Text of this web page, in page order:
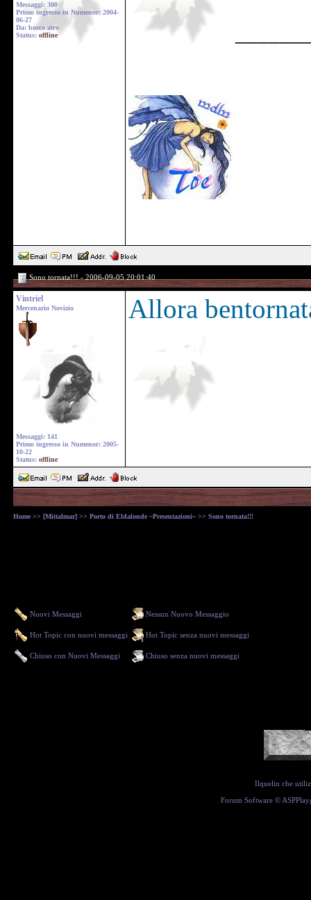
Messaggi: 300
Primo ingresso in Numenor: 2004-
06-27
Da: bosco atro
Status: offline
Sono tornata!!! - 2006-09-05 20:01:40
Vintriel
Mercenario Novizio
Messaggi: 141
Primo ingresso in Numenor: 2005-
10-22
Status: offline
Allora
Home >> [Mittalmar] >> Porto di Eldalonde ~Presentazioni~ >> Sono tornata!!!
Nuovi Messaggi Nessun Nuovo Messaggio
Hot Topic con nuovi messaggi Hot Topic senza nuovi messaggi
Chiuso con Nuovi Messaggi Chiuso senza nuovi messaggi
Ilquelin che
Forum Software ©